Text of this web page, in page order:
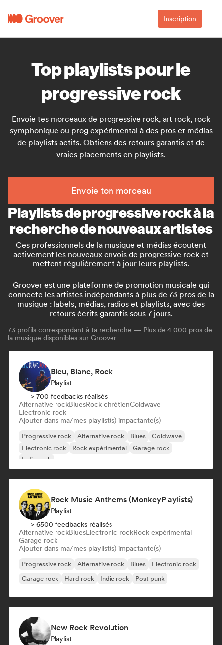
Inscription
Top playlists pour le
progressive rock
Envoie tes morceaux de progressive rock, art rock, rock
symphonique ou prog expérimental à des pros et médias
de playlists actifs. Obtiens des retours garantis et de
vraies placements en playlists.
Envoie ton morceau
Playlists de progressive rock à la
recherche de nouveaux artistes
Ces professionnels de la musique et médias écoutent
activement les nouveaux envois de progressive rock et
mettent régulièrement à jour leurs playlists.
Groover est une plateforme de promotion musicale qui
connecte les artistes indépendants à plus de 73 pros de la
musique : labels, médias, radios et playlists, avec des
retours écrits garantis sous 7 jours.
73 profils correspondant à ta recherche — Plus de 4 000 pros de
la musique disponibles sur Groover
Bleu, Blanc, Rock
Playlist
> 700 feedbacks réalisés
Alternative rockBluesRock chrétienColdwave
Electronic rock
Ajouter dans ma/mes playlist(s) impactante(s)
Progressive rock Alternative rock Blues
Coldwave
Electronic rock
Rock expérimental
Garage rock
Indie rock
Rock Music Anthems (MonkeyPlaylists)
Playlist
> 6500 feedbacks réalisés
Alternative rockBluesElectronic rockRock expérimental
Garage rock
Ajouter dans ma/mes playlist(s) impactante(s)
Progressive rock Alternative rock Blues
Electronic rock
Garage rock
Hard rock Indie rock Post punk
New Rock Revolution
Playlist